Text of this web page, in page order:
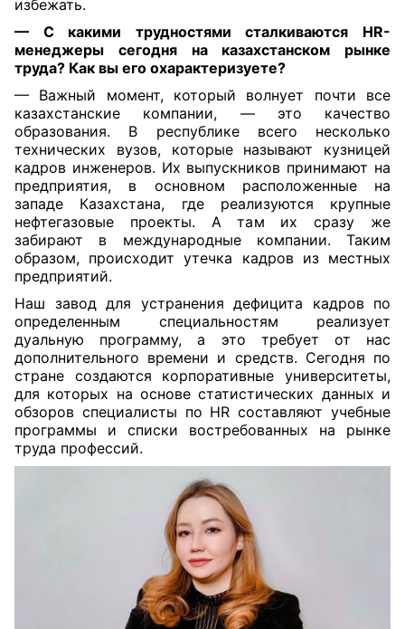
избежать.
— С какими трудностями сталкиваются HR-
менеджеры сегодня на казахстанском рынке
труда? Как вы его охарактеризуете?
— Важный момент, который волнует почти все
казахстанские компании, — это качество
образования. В республике всего несколько
технических вузов, которые называют кузницей
кадров инженеров. Их выпускников принимают на
предприятия, в основном расположенные на
западе Казахстана, где реализуются крупные
нефтегазовые проекты. А там их сразу же
забирают в международные компании. Таким
образом, происходит утечка кадров из местных
предприятий.
Наш завод для устранения дефицита кадров по
определенным специальностям реализует
дуальную программу, а это требует от нас
дополнительного времени и средств. Сегодня по
стране создаются корпоративные университеты,
для которых на основе статистических данных и
обзоров специалисты по HR составляют учебные
программы и списки востребованных на рынке
труда профессий.